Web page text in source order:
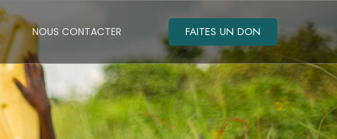
NOUS CONTACTER FAITES UN DON